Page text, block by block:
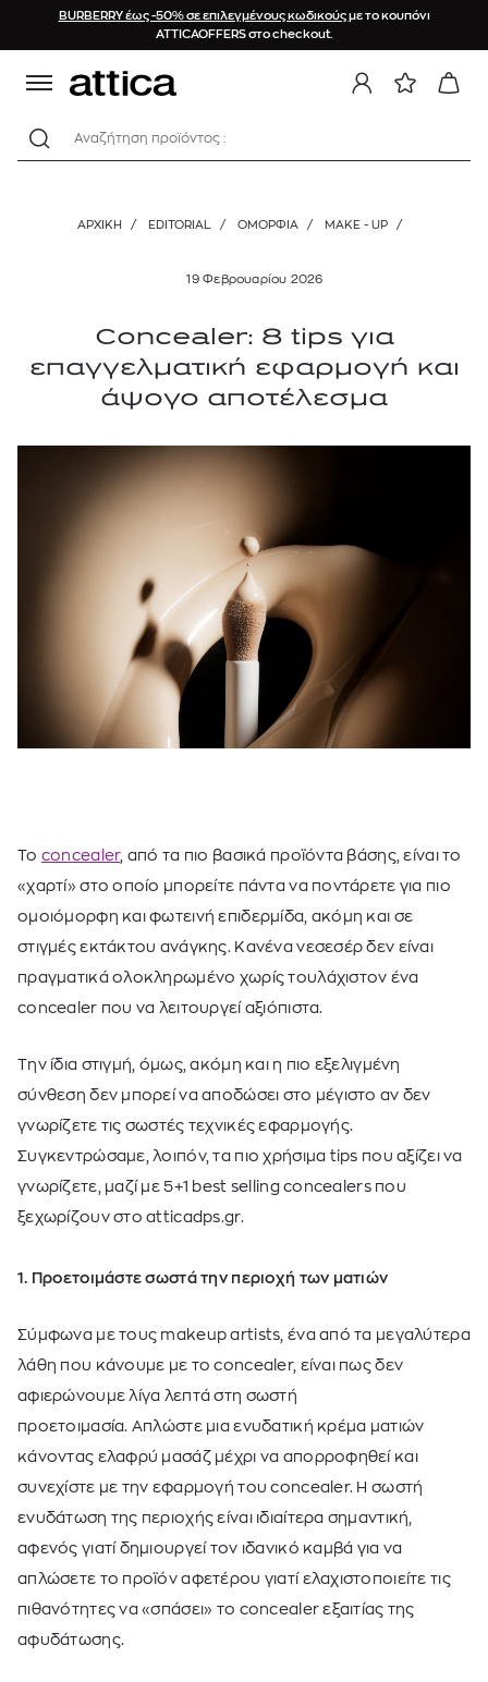
BURBERRY έως -50% σε επιλεγμένους κωδικούςμε το κουπόνι
ATTICAOFFERS στο checkout.
Αναζήτηση προϊόντος :
ΑΡΧΙΚΉ / EDITORIAL / ΟΜΟΡΦΙΑ / MAKE - UP /
19 Φεβρουαρίου 2026
Concealer: 8 tips για
επαγγελματική εφαρμογή και
άψογο αποτέλεσμα
Το concealer, από τα πιο βασικά προϊόντα βάσης, είναι το
«χαρτί» στο οποίο μπορείτε πάντα να ποντάρετε για πιο
ομοιόμορφη και φωτεινή επιδερμίδα, ακόμη και σε
στιγμές εκτάκτου ανάγκης. Κανένα νεσεσέρ δεν είναι
πραγματικά ολοκληρωμένο χωρίς τουλάχιστον ένα
concealer που να λειτουργεί αξιόπιστα.
Την ίδια στιγμή, όμως, ακόμη και η πιο εξελιγμένη
σύνθεση δεν μπορεί να αποδώσει στο μέγιστο αν δεν
γνωρίζετε τις σωστές τεχνικές εφαρμογής.
Συγκεντρώσαμε, λοιπόν, τα πιο χρήσιμα tips που αξίζει να
γνωρίζετε, μαζί με 5+1 best selling concealers που
ξεχωρίζουν στο atticadps.gr.
1. Προετοιμάστε σωστά την περιοχή των ματιών
Σύμφωνα με τους makeup artists, ένα από τα μεγαλύτερα
λάθη που κάνουμε με το concealer, είναι πως δεν
αφιερώνουμε λίγα λεπτά στη σωστή
προετοιμασία. Απλώστε μια ενυδατική κρέμα ματιών
κάνοντας ελαφρύ μασάζ μέχρι να απορροφηθεί και
συνεχίστε με την εφαρμογή του concealer. Η σωστή
ενυδάτωση της περιοχής είναι ιδιαίτερα σημαντική,
αφενός γιατί δημιουργεί τον ιδανικό καμβά για να
απλώσετε το προϊόν αφετέρου γιατί ελαχιστοποιείτε τις
πιθανότητες να «σπάσει» το concealer εξαιτίας της
αφυδάτωσης.